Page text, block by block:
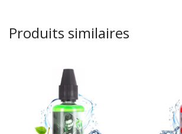
Produits similaires